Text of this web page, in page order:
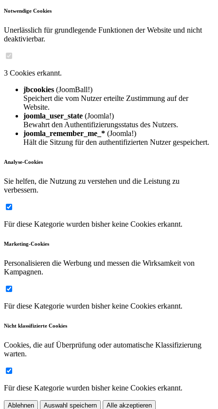
Notwendige Cookies
Unerlässlich für grundlegende Funktionen der Website und nicht
deaktivierbar.
3 Cookies erkannt.
jbcookies (JoomBall!)
Speichert die vom Nutzer erteilte Zustimmung auf der
Website.
joomla_user_state (Joomla!)
Bewahrt den Authentifizierungsstatus des Nutzers.
joomla_remember_me_* (Joomla!)
Hält die Sitzung für den authentifizierten Nutzer gespeichert.
Analyse-Cookies
Sie helfen, die Nutzung zu verstehen und die Leistung zu
verbessern.
Für diese Kategorie wurden bisher keine Cookies erkannt.
Marketing-Cookies
Personalisieren die Werbung und messen die Wirksamkeit von
Kampagnen.
Für diese Kategorie wurden bisher keine Cookies erkannt.
Nicht klassifizierte Cookies
Cookies, die auf Überprüfung oder automatische Klassifizierung
warten.
Für diese Kategorie wurden bisher keine Cookies erkannt.
Ablehnen Auswahl speichern Alle akzeptieren